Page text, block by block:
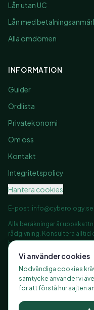
Lån utan UC
Lån med
Alla omdömen
INFORMATION
Guider
Ordlista
Privatekonomi
Om oss
Kontakt
Integritetspolicy
Hantera cookies
E-post: info@cyberology.se
Alla beräkningar är
rådgivning. Konsultera alltid
beslut.
© 2026
Ansvarig utgivare:
Vi använder cookies
Nödvändiga cookies
samtycke använder vi
för att förstå hur sajten